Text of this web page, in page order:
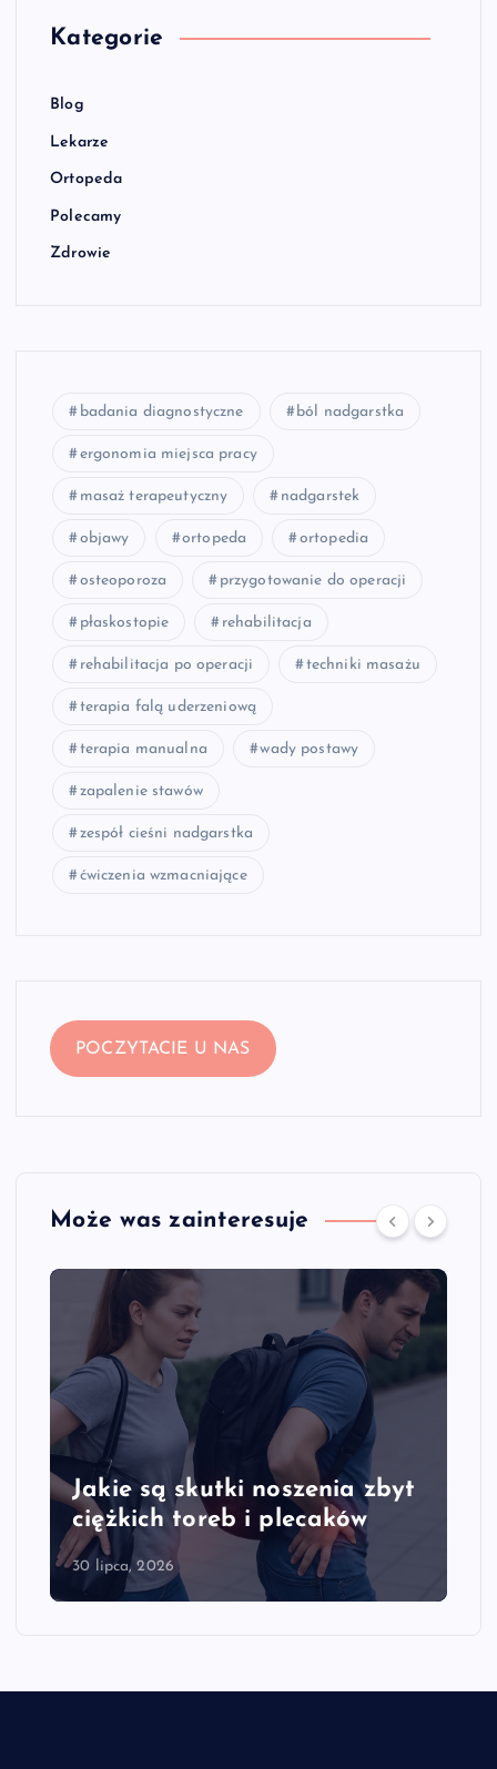
Kategorie
Blog
Lekarze
Ortopeda
Polecamy
Zdrowie
badania diagnostyczne ból nadgarstka
ergonomia miejsca pracy
masaż terapeutyczny nadgarstek
objawy ortopeda ortopedia
osteoporoza przygotowanie do operacji
płaskostopie rehabilitacja
rehabilitacja po operacji techniki masażu
terapia falą uderzeniową
terapia manualna wady postawy
zapalenie stawów
zespół cieśni nadgarstka
ćwiczenia wzmacniające
POCZYTACIE U NAS
Może was zainteresuje
Jakie są skutki noszenia zbyt
ciężkich toreb i plecaków
30 lipca, 2026